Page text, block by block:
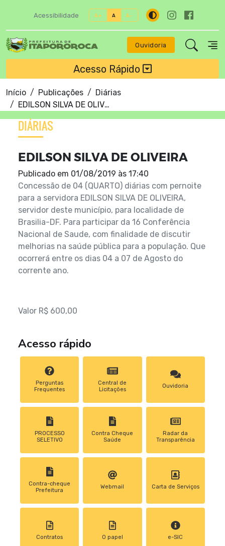
Acessibilidade A+ A A-
Ouvidoria
Acesso Rápido
Início Publicações
Diárias
EDILSON SILVA DE OLIVEIRA
DIÁRIAS
EDILSON SILVA DE OLIVEIRA
Publicado em 01/08/2019 às 17:40
Concessão de 04 (QUARTO) diárias com pernoite
para a servidora EDILSON SILVA DE OLIVEIRA,
servidor deste município, para localidade de
Brasilia-DF. Para participar da 16 Conferência
Nacional de Saude, com finalidade de discutir
melhorias na saúde pública para a população. Que
ocorrerá entre os dias 04 a 07 de Agosto do
corrente ano.
Valor R$ 600,00
Acesso rápido
Perguntas
Frequentes
Central de
Licitações
Ouvidoria
PROCESSO
SELETIVO
Contra Cheque
Saúde
Radar da
Transparência
Contra-cheque
Prefeitura
Webmail Carta de Serviços
Contratos 0 papel e-SIC